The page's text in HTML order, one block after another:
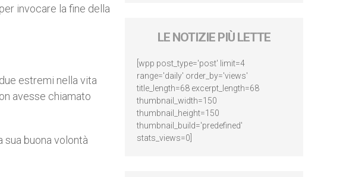
invocare la fine della
estremi nella vita
avesse chiamato
sua buona volontà
LE NOTIZIE PIÙ LETTE
[wpp post_type='post' limit=4
range='daily' order_by='views'
title_length=68 excerpt_length=68
thumbnail_width=150
thumbnail_height=150
thumbnail_build='predefined'
stats_views=0]